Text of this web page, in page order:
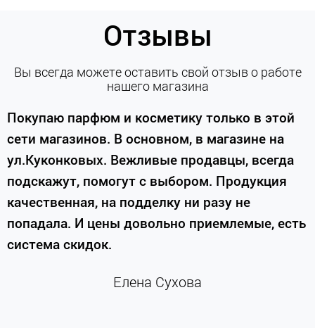
Отзывы
Вы всегда можете оставить свой отзыв о работе
нашего магазина
Покупаю парфюм и косметику только в этой
сети магазинов. В основном, в магазине на
ул.Куконковых. Вежливые продавцы, всегда
подскажут, помогут с выбором. Продукция
качественная, на подделку ни разу не
попадала. И цены довольно приемлемые, есть
система скидок.
Елена Сухова